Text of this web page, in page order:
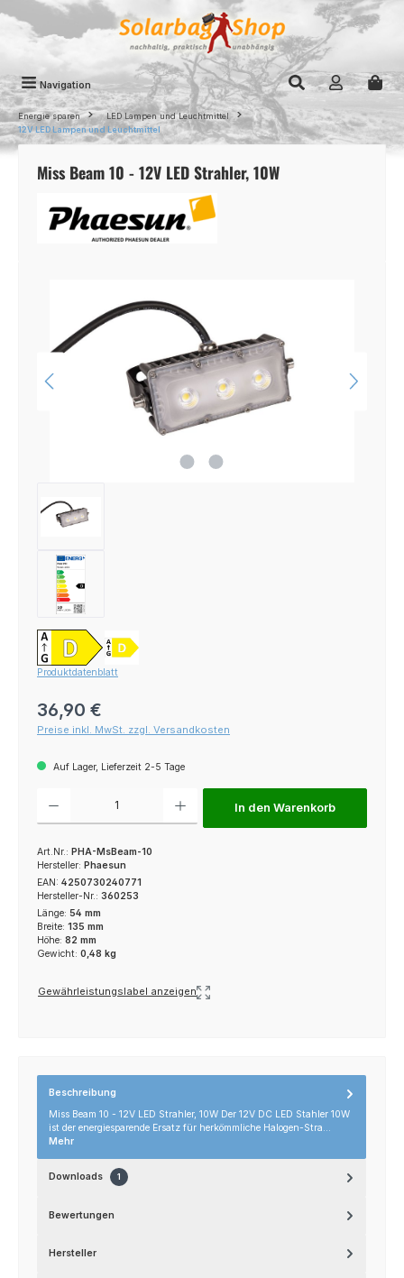
Zum Hauptinhalt springen
Navigation
Energie sparen
LED Lampen und Leuchtmittel
12V LED Lampen und Leuchtmittel
Miss Beam 10 - 12V LED Strahler, 10W
Produktdatenblatt
Regulärer Preis:
36,90 €
Preise inkl. MwSt. zzgl. Versandkosten
Auf Lager, Lieferzeit 2-5 Tage
Produkt Anzahl: Gib den gewünschten Wert ein oder benutze die
In den Warenkorb
Art.Nr.: PHA-MsBeam-10
Hersteller: Phaesun
EAN: 4250730240771
Hersteller-Nr.: 360253
Länge: 54 mm
Breite: 135 mm
Höhe: 82 mm
Gewicht: 0,48 kg
Gewährleistungslabel anzeigen
Beschreibung
Miss Beam 10 - 12V LED Strahler, 10W Der 12V DC LED Stahler 10W
ist der energiesparende Ersatz für herkömmliche Halogen-Stra…
Mehr
Downloads 1
Bewertungen
Hersteller